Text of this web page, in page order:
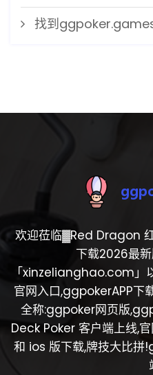
找到
欢迎莅临▓Red Dragon
下载2026最
「xinzelianghao.com
官网入口,ggpokerAPP下
全称:ggpoker网页版
Deck Poker 客户端上线,
和 ios 版下载,牌技大比